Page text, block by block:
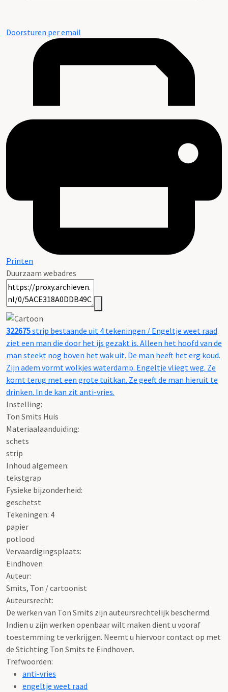
Doorsturen per email
Printen
Duurzaam webadres
322675strip bestaande uit 4 tekeningen / Engeltje weet raad
ziet een man die door het ijs gezakt is. Alleen het hoofd van de
man steekt nog boven het wak uit. De man heeft het erg koud.
Zijn adem vormt wolkjes waterdamp. Engeltje vliegt weg. Ze
komt terug met een grote tuitkan. Ze geeft de man hieruit te
drinken. In de kan zit anti-vries.
Instelling:
Ton Smits Huis
Materiaalaanduiding:
schets
strip
Inhoud algemeen:
tekstgrap
Fysieke bijzonderheid:
geschetst
Tekeningen: 4
papier
potlood
Vervaardigingsplaats:
Eindhoven
Auteur:
Smits, Ton / cartoonist
Auteursrecht:
De werken van Ton Smits zijn auteursrechtelijk beschermd.
Indien u zijn werken openbaar wilt maken dient u vooraf
toestemming te verkrijgen. Neemt u hiervoor contact op met
de Stichting Ton Smits te Eindhoven.
Trefwoorden:
anti-vries
engeltje weet raad